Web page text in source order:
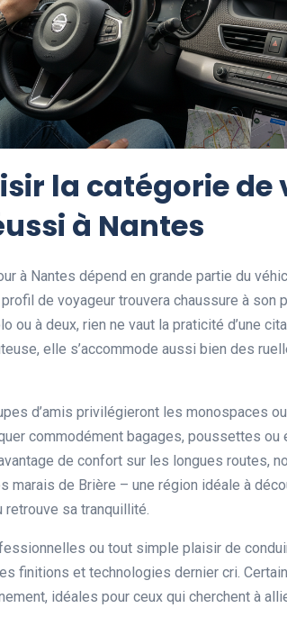
la catégorie
à Nantes
à Nantes dépend en grande partie du
de voyageur trouvera chaussure à son
ou à deux, rien ne vaut la praticité d’une
elle s’accommode aussi bien des
d’amis privilégieront les monospaces
commodément bagages, poussettes
de confort sur les longues routes,
marais de Brière – une région idéale à
retrouve sa tranquillité.
ou tout simple plaisir de
finitions et technologies dernier cri.
idéales pour ceux qui cherchent à